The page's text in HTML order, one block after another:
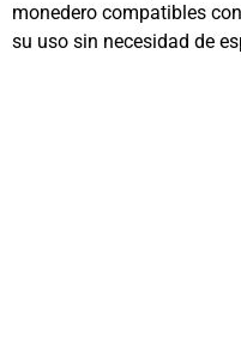
monedero compatibles
su uso sin necesidad de